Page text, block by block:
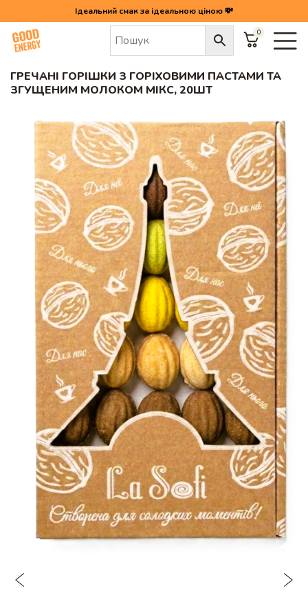
Ідеальний смак за ідеальною ціною 💸
0
Головна Гречані горішки з горіховими пастами та згущеним молоком МІКС, 20шт
ГРЕЧАНІ ГОРІШКИ З ГОРІХОВИМИ ПАСТАМИ ТА
ЗГУЩЕНИМ МОЛОКОМ МІКС, 20ШТ